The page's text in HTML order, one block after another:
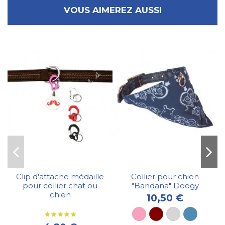
VOUS AIMEREZ AUSSI
Clip d'attache médaille
pour collier chat ou
chien
Collier pour chien
"Bandana" Doogy
10,50 €